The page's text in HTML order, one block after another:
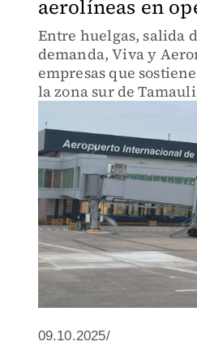
aerolíneas en
Entre huelgas, salida
demanda, Viva y
empresas que
la zona sur de
09.10.2025/